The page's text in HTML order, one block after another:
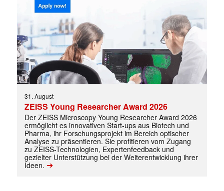
Mit dem |transkript-Newsletter
jede Woche aktuell informiert.
E-
Mail
(erforderlich)
31. August
ZEISS Young Researcher Award 2026
Der ZEISS Microscopy Young Researcher Award 2026
ermöglicht es innovativen Start-ups aus Biotech und
Pharma, ihr Forschungsprojekt im Bereich optischer
Analyse zu präsentieren. Sie profitieren vom Zugang
zu ZEISS-Technologien, Expertenfeedback und
gezielter Unterstützung bei der Weiterentwicklung ihrer
Ideen. ➔